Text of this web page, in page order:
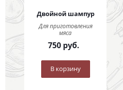
Двойной шампур
Для приготовления
мяса
750 руб.
В корзину